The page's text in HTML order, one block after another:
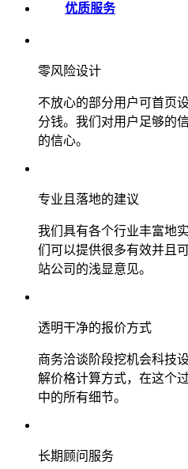
优质服务
零风险设计
不放心的部分用户可首页
分钱。我们对用户足够的
的信心。
专业且落地的建议
我们具有各个行业丰富地
们可以提供很多有效并且
站公司的浅显意见。
透明干净的报价方式
商务洽谈阶段挖机会科技
解价格计算方式，在这个
中的所有细节。
长期顾问服务